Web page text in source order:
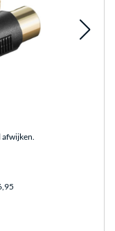
afwijken.